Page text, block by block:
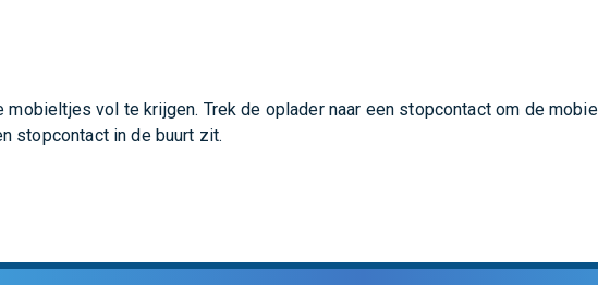
vol te krijgen. Trek de oplader naar een stopcontact om de
stopcontact in de buurt zit.